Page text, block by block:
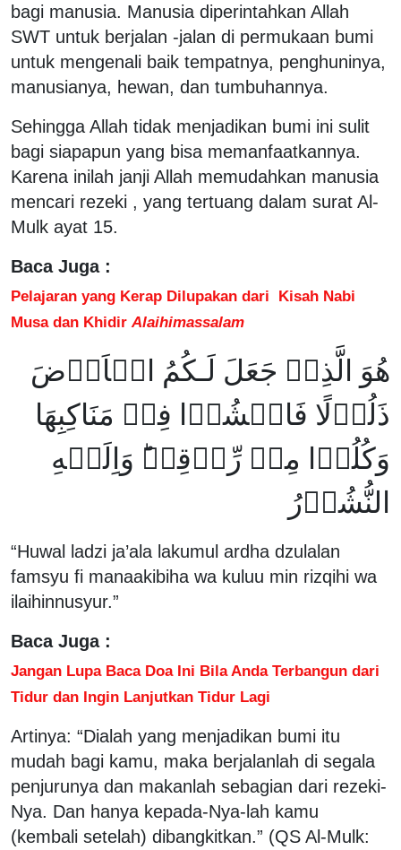
bagi manusia. Manusia diperintahkan Allah
SWT untuk berjalan -jalan di permukaan bumi
untuk mengenali baik tempatnya, penghuninya,
manusianya, hewan, dan tumbuhannya.
Sehingga Allah tidak menjadikan bumi ini sulit
bagi siapapun yang bisa memanfaatkannya.
Karena inilah janji Allah memudahkan manusia
mencari rezeki , yang tertuang dalam surat Al-
Mulk ayat 15.
Baca Juga :
Pelajaran yang Kerap Dilupakan dari Kisah Nabi
Musa dan Khidir Alaihimassalam
هُوَ الَّذِىۡ جَعَلَ لَـكُمُ الۡاَرۡضَ
ذَلُوۡلًا فَامۡشُوۡا فِىۡ مَنَاكِبِهَا
وَكُلُوۡا مِنۡ رِّزۡقِهٖ‌ؕ وَاِلَيۡهِ
النُّشُوۡرُ
“Huwal ladzi ja’ala lakumul ardha dzulalan
famsyu fi manaakibiha wa kuluu min rizqihi wa
ilaihinnusyur.”
Baca Juga :
Jangan Lupa Baca Doa Ini Bila Anda Terbangun dari
Tidur dan Ingin Lanjutkan Tidur Lagi
Artinya: “Dialah yang menjadikan bumi itu
mudah bagi kamu, maka berjalanlah di segala
penjurunya dan makanlah sebagian dari rezeki-
Nya. Dan hanya kepada-Nya-lah kamu
(kembali setelah) dibangkitkan.” (QS Al-Mulk: